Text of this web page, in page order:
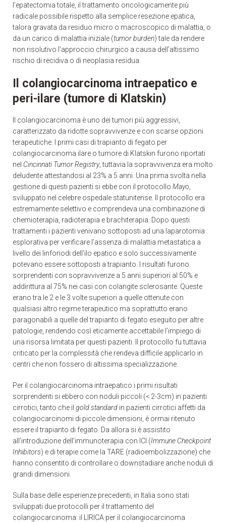
l’epatectomia totale, il trattamento oncologicamente più
radicale possibile rispetto alla semplice resezione epatica,
talora gravata da residuo micro o macroscopico di malattia, o
da un carico di malattia iniziale (tumorburden) tale da rendere
non risolutivo l’approccio chirurgico a causa dell’altissimo
rischio di recidiva o di neoplasia residua.
Il colangiocarcinoma intraepatico e
peri-ilare (tumore di Klatskin)
Il colangiocarcinoma è uno dei tumori più aggressivi,
caratterizzato da ridotte sopravvivenze e con scarse opzioni
terapeutiche. I primi casi di trapianto di fegato per
colangiocarcinoma ilare o tumore di Klatskin furono riportati
nel Cincinnati TumorRegistry, tuttavia la sopravvivenza era molto
deludente attestandosi al 23% a 5 anni. Una prima svolta nella
gestione di questi pazienti si ebbe con il protocollo Mayo
sviluppato nel celebre ospedale statunitense. Il protocollo era
estremamente selettivo e comprendeva una combinazione di
chemioterapia, radioterapia e brachiterapia. Dopo questi
trattamenti i pazienti venivano sottoposti ad una laparotomia
esplorativa per verificare l’assenza di malattia metastatica a
livello dei linfonodi dell’ilo epatico e solo successivamente
potevano essere sottoposti a trapianto. I risultati furono
sorprendenti con sopravvivenze a 5 anni superiori al 50% e
addirittura al 75% nei casi con colangite sclerosante. Queste
erano tra le 2 e le 3 volte superiori a quelle ottenute con
qualsiasi altro regime terapeutico ma soprattutto erano
paragonabili a quelle del trapianto di fegato eseguito per altre
patologie, rendendo così eticamente accettabile l’impiego di
una risorsa limitata per questi pazienti. Il protocollo fu tuttavia
criticato per la complessità che rendeva difficile applicarlo in
centri che non fossero di altissima specializzazione.
Per il colangiocarcinoma intraepatico i primi risultati
sorprendenti si ebbero con noduli piccoli (< 2-3cm) in pazienti
cirrotici, tanto che il goldstandard in pazienti cirrotici affetti da
colangiocarcinomi di piccole dimensioni, è ormai ritenuto
essere il trapianto di fegato. Da allora si è assistito
all’introduzione dell’immunoterapia con ICI (Immune Checkpoint
Inhibitors) e di terapie come la TARE (radioembolizzazione) che
hanno consentito di controllare o downstadiare anche noduli di
grandi dimensioni.
Sulla base delle esperienze precedenti, in Italia sono stati
sviluppati due protocolli per il trattamento del
colangiocarcinoma: il LIRICA per il colangiocarcinoma